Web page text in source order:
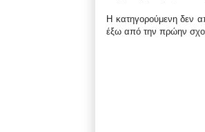
Η κατηγορούμενη δεν
έξω από την πρώην